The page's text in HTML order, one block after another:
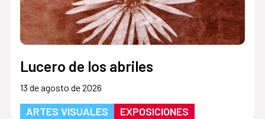
Lucero de los abriles
13 de agosto de 2026
ARTES VISUALES EXPOSICIONES